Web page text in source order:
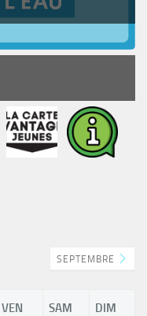
SEPTEMBRE
VEN SAM DIM